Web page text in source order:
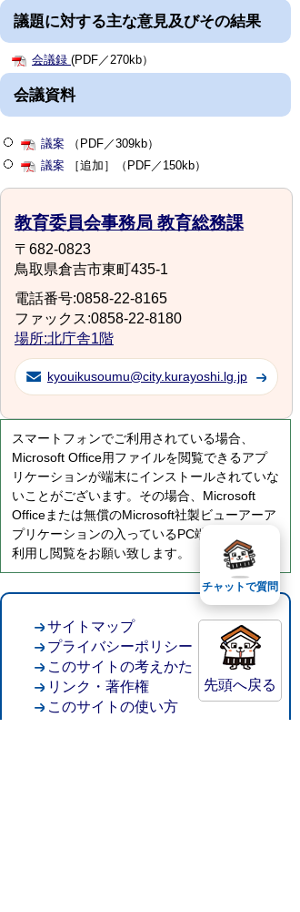
議題に対する主な意見及びその結果
会議録 (PDF／270kb）
会議資料
議案
（PDF／309kb）
議案
［追加］（PDF／150kb）
教育委員会事務局 教育総務課
〒682-0823
鳥取県倉吉市東町435-1
電話番号:0858-22-8165
ファックス:0858-22-8180
場所:北庁舎1階
kyouikusoumu@city.kurayoshi.lg.jp
スマートフォンでご利用されている場合、
Microsoft Office用ファイルを閲覧できるアプ
リケーションが端末にインストールされていな
いことがございます。その場合、Microsoft
Officeまたは無償のMicrosoft社製ビューアーア
プリケーションの入っているPC端末などをご
利用し閲覧をお願い致します。
先頭へ戻る
サイトマップ
プライバシーポリシー
このサイトの考えかた
リンク・著作権
このサイトの使い方
チャットで質問